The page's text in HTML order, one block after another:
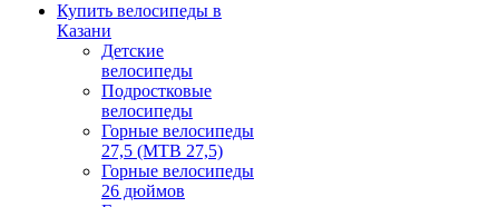
Купить велосипеды в
Казани
Детские
велосипеды
Подростковые
велосипеды
Горные велосипеды
27,5 (MTB 27,5)
Горные велосипеды
26 дюймов